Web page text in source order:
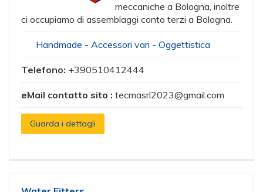
meccaniche a Bologna, inoltre
ci occupiamo di assemblaggi conto terzi a Bologna.
Handmade - Accessori vari - Oggettistica
Telefono: +390510412444
eMail contatto sito : tecmasrl2023@gmail.com
Guarda i dettagli